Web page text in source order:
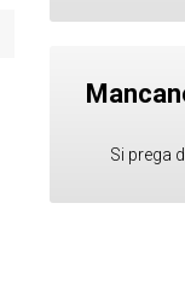
Si prega